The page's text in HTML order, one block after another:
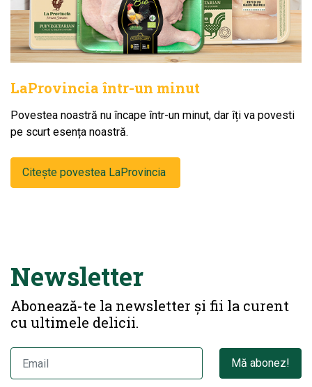
LaProvincia într-un minut
Povestea noastră nu încape într-un minut, dar îți va povesti
pe scurt esența noastră.
Citește povestea LaProvincia
Newsletter
Abonează-te la newsletter și fii la curent
cu ultimele delicii.
Mă abonez!